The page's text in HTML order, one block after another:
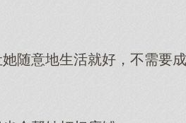
随意地生活就好，不需要成